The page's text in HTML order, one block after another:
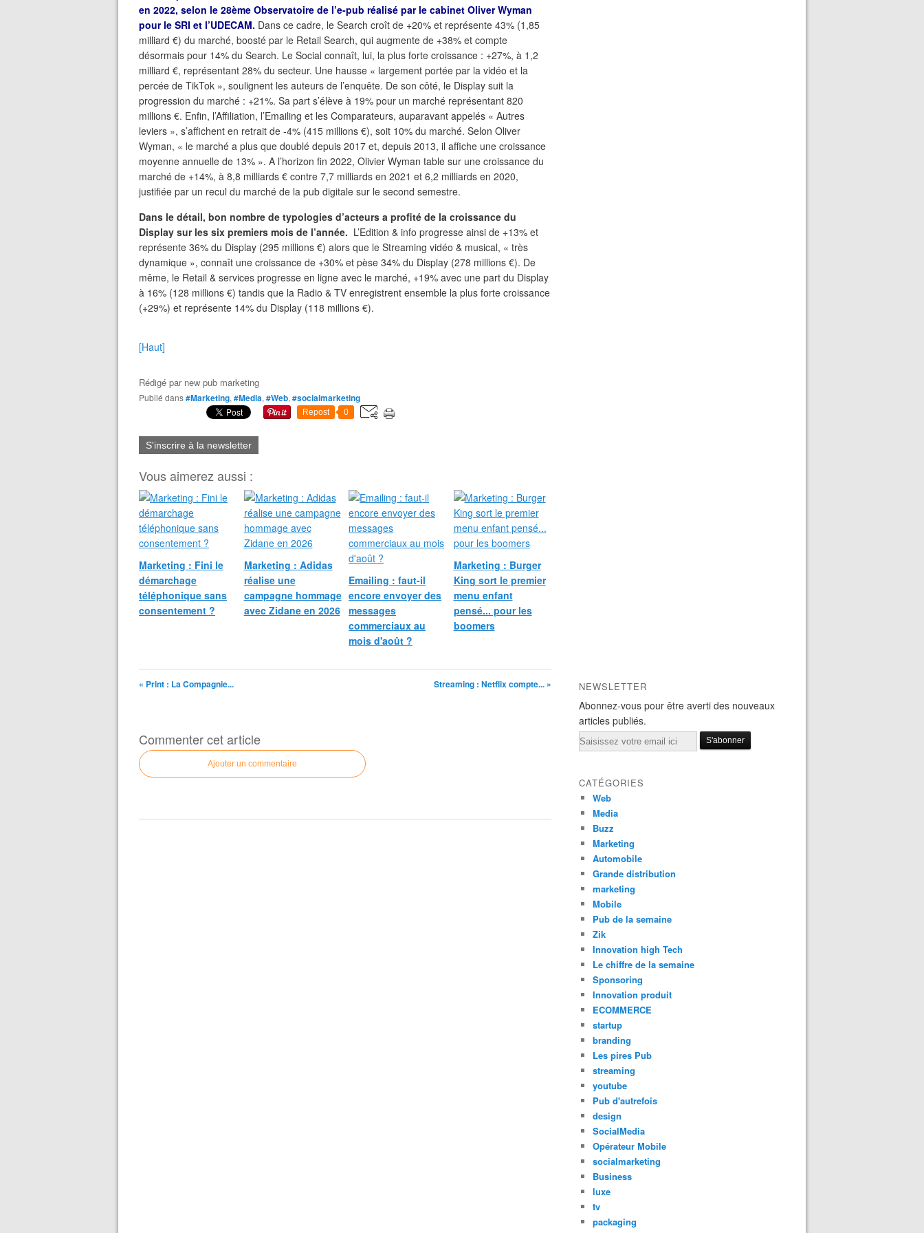
en 2022, selon le 28ème Observatoire de l’e-pub réalisé par le cabinet Oliver Wyman
pour le SRI et l’UDECAM. Dans ce cadre, le Search croît de +20% et représente 43% (1,85
milliard €) du marché, boosté par le Retail Search, qui augmente de +38% et compte
désormais pour 14% du Search. Le Social connaît, lui, la plus forte croissance : +27%, à 1,2
milliard €, représentant 28% du secteur. Une hausse « largement portée par la vidéo et la
percée de TikTok », soulignent les auteurs de l’enquête. De son côté, le Display suit la
progression du marché : +21%. Sa part s’élève à 19% pour un marché représentant 820
millions €. Enfin, l’Affiliation, l’Emailing et les Comparateurs, auparavant appelés « Autres
leviers », s’affichent en retrait de -4% (415 millions €), soit 10% du marché. Selon Oliver
Wyman, « le marché a plus que doublé depuis 2017 et, depuis 2013, il affiche une croissance
moyenne annuelle de 13% ». A l’horizon fin 2022, Olivier Wyman table sur une croissance du
marché de +14%, à 8,8 milliards € contre 7,7 milliards en 2021 et 6,2 milliards en 2020,
justifiée par un recul du marché de la pub digitale sur le second semestre.
Dans le détail, bon nombre de typologies d’acteurs a profité de la croissance du
Display sur les six premiers mois de l’année. L’Edition & info progresse ainsi de +13% et
représente 36% du Display (295 millions €) alors que le Streaming vidéo & musical, « très
dynamique », connaît une croissance de +30% et pèse 34% du Display (278 millions €). De
même, le Retail & services progresse en ligne avec le marché, +19% avec une part du Display
à 16% (128 millions €) tandis que la Radio & TV enregistrent ensemble la plus forte croissance
(+29%) et représente 14% du Display (118 millions €).
[Haut]
Rédigé par new pub marketing
Publié dans#Marketing, #Media, #Web, #socialmarketing
Repost 0
S'inscrire à la newsletter
Vous aimerez aussi :
Marketing : Fini le
démarchage
téléphonique sans
consentement ?
Marketing : Adidas
réalise une
campagne hommage
avec Zidane en 2026
Emailing : faut-il
encore envoyer des
messages
commerciaux au
mois d'août ?
Marketing : Burger
King sort le premier
menu enfant
pensé... pour les
boomers
« Print : La Compagnie... Streaming : Netflix compte... »
Commenter cet article
Ajouter un commentaire
NEWSLETTER
Abonnez-vous pour être averti des nouveaux
articles publiés.
Email
CATÉGORIES
Web
Media
Buzz
Marketing
Automobile
Grande distribution
marketing
Mobile
Pub de la semaine
Zik
Innovation high Tech
Le chiffre de la semaine
Sponsoring
Innovation produit
ECOMMERCE
startup
branding
Les pires Pub
streaming
youtube
Pub d'autrefois
design
SocialMedia
Opérateur Mobile
socialmarketing
Business
luxe
tv
packaging